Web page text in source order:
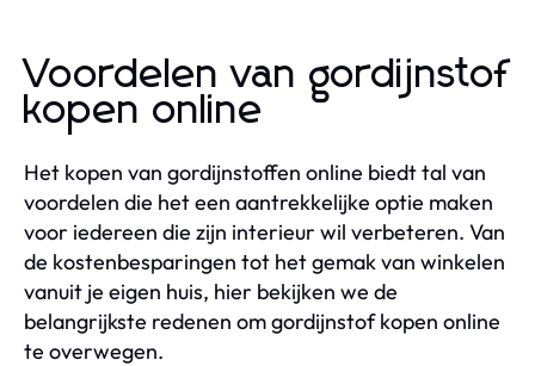
Voordelen van gordijnstof
kopen online
Het kopen van gordijnstoffen online biedt tal van
voordelen die het een aantrekkelijke optie maken
voor iedereen die zijn interieur wil verbeteren. Van
de kostenbesparingen tot het gemak van winkelen
vanuit je eigen huis, hier bekijken we de
belangrijkste redenen om gordijnstof kopen online
te overwegen.